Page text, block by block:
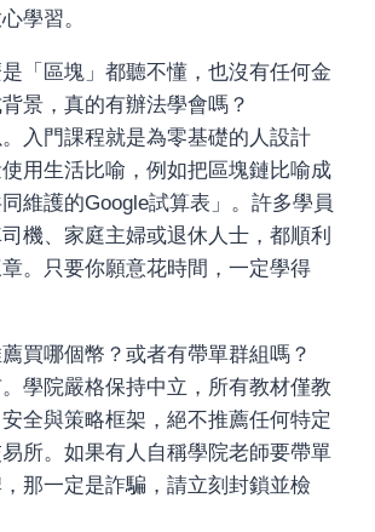
學習。
「區塊」都聽不懂，也沒有任何金
景，真的有辦法學會嗎？
入門課程就是為零基礎的人設計
用生活比喻，例如把區塊鏈比喻成
同維護的Google試算表」。許多學員
機、家庭主婦或退休人士，都順利
。只要你願意花時間，一定學得
買哪個幣？或者有帶單群組嗎？
學院嚴格保持中立，所有教材僅教
全與策略框架，絕不推薦任何特定
所。如果有人自稱學院老師要帶單
那一定是詐騙，請立刻封鎖並檢